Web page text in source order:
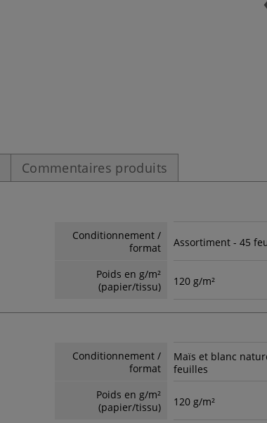
Commentaires produits
Conditionnement /
format
Assortiment - 45
Poids en g/m²
(papier/tissu)
120 g/m²
Conditionnement /
format
Maïs et blanc
feuilles
Poids en g/m²
(papier/tissu)
120 g/m²